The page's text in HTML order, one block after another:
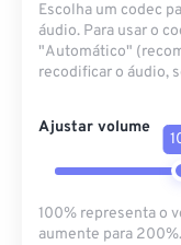
Escolha um codec
áudio. Para usar o
"Automático"
recodificar o áudio,
Ajustar volume
100% representa o
aumente para